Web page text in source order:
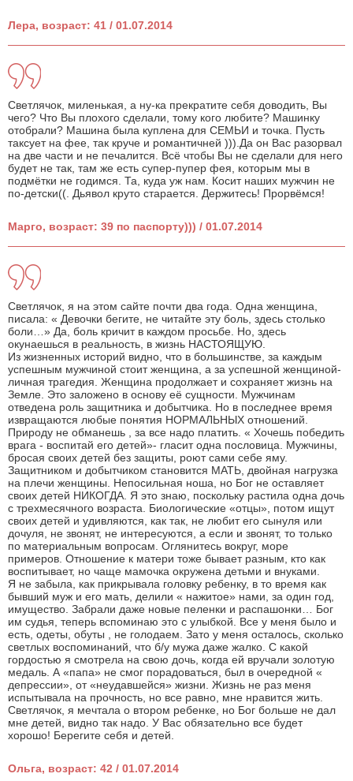
Лера, возраст: 41 / 01.07.2014
Светлячок, миленькая, а ну-ка прекратите себя доводить, Вы
чего? Что Вы плохого сделали, тому кого любите? Машинку
отобрали? Машина была куплена для СЕМЬИ и точка. Пусть
таксует на фее, так круче и романтичней ))).Да он Вас разорвал
на две части и не печалится. Всё чтобы Вы не сделали для него
будет не так, там же есть супер-пупер фея, которым мы в
подмётки не годимся. Та, куда уж нам. Косит наших мужчин не
по-детски((. Дьявол круто старается. Держитесь! Прорвёмся!
Марго, возраст: 39 по паспорту))) / 01.07.2014
Светлячок, я на этом сайте почти два года. Одна женщина,
писала: « Девочки бегите, не читайте эту боль, здесь столько
боли…» Да, боль кричит в каждом просьбе. Но, здесь
окунаешься в реальность, в жизнь НАСТОЯЩУЮ.
Из жизненных историй видно, что в большинстве, за каждым
успешным мужчиной стоит женщина, а за успешной женщиной-
личная трагедия. Женщина продолжает и сохраняет жизнь на
Земле. Это заложено в основу её сущности. Мужчинам
отведена роль защитника и добытчика. Но в последнее время
извращаются любые понятия НОРМАЛЬНЫХ отношений.
Природу не обманешь , за все надо платить. « Хочешь победить
врага - воспитай его детей»- гласит одна пословица. Мужчины,
бросая своих детей без защиты, роют сами себе яму.
Защитником и добытчиком становится МАТЬ, двойная нагрузка
на плечи женщины. Непосильная ноша, но Бог не оставляет
своих детей НИКОГДА. Я это знаю, поскольку растила одна дочь
с трехмесячного возраста. Биологические «отцы», потом ищут
своих детей и удивляются, как так, не любит его сынуля или
дочуля, не звонят, не интересуются, а если и звонят, то только
по материальным вопросам. Оглянитесь вокруг, море
примеров. Отношение к матери тоже бывает разным, кто как
воспитывает, но чаще мамочка окружена детьми и внуками.
Я не забыла, как прикрывала головку ребенку, в то время как
бывший муж и его мать, делили « нажитое» нами, за один год,
имущество. Забрали даже новые пеленки и распашонки… Бог
им судья, теперь вспоминаю это с улыбкой. Все у меня было и
есть, одеты, обуты , не голодаем. Зато у меня осталось, сколько
светлых воспоминаний, что б/у мужа даже жалко. С какой
гордостью я смотрела на свою дочь, когда ей вручали золотую
медаль. А «папа» не смог порадоваться, был в очередной «
депрессии», от «неудавшейся» жизни. Жизнь не раз меня
испытывала на прочность, но все равно, мне нравится жить.
Светлячок, я мечтала о втором ребенке, но Бог больше не дал
мне детей, видно так надо. У Вас обязательно все будет
хорошо! Берегите себя и детей.
Ольга, возраст: 42 / 01.07.2014